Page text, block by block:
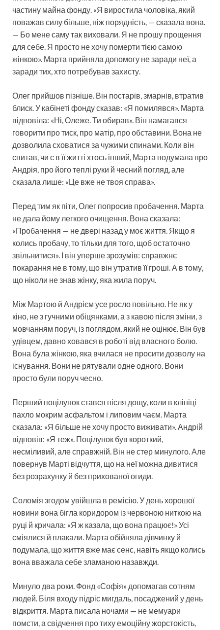
частину майна фонду. «Я виростила чоловіка, який
поважав силу більше, ніж порядність, — сказала вона.
— Бо мене саму так виховали. Я не прошу прощення
для себе. Я просто не хочу померти тією самою
жінкою». Марта прийняла допомогу не заради неї, а
заради тих, хто потребував захисту.
Олег прийшов пізніше. Він постарів, змарнів, втратив
блиск. У кабінеті фонду сказав: «Я помилявся». Марта
відповіла: «Ні, Олеже. Ти обирав». Він намагався
говорити про тиск, про матір, про обставини. Вона не
дозволила сховатися за чужими спинами. Коли він
спитав, чи є в її житті хтось інший, Марта подумала про
Андрія, про його теплі руки й чесний погляд, але
сказала лише: «Це вже не твоя справа».
Перед тим як піти, Олег попросив пробачення. Марта
не дала йому легкого очищення. Вона сказала:
«Пробачення — не двері назад у моє життя. Якщо я
колись пробачу, то тільки для того, щоб остаточно
звільнитися». І він уперше зрозумів: справжнє
покарання не в тому, що він утратив її гроші. А в тому,
що ніколи не знав жінку, яка жила поруч.
Між Мартою й Андрієм усе росло повільно. Не як у
кіно, не з гучними обіцянками, а з кавою після зміни, з
мовчанням поруч, із поглядом, який не оцінює. Він був
удівцем, давно ховався в роботі від власного болю.
Вона була жінкою, яка вчилася не просити дозволу на
існування. Вони не рятували одне одного. Вони
просто були поруч чесно.
Перший поцілунок стався після дощу, коли в клініці
пахло мокрим асфальтом і липовим чаєм. Марта
сказала: «Я більше не хочу просто виживати». Андрій
відповів: «Я теж». Поцілунок був короткий,
несміливий, але справжній. Він не стер минулого. Але
повернув Марті відчуття, що на неї можна дивитися
без розрахунку й без прихованої огиди.
Соломія згодом увійшла в ремісію. У день хорошої
новини вона бігла коридором із червоною ниткою на
руці й кричала: «Я ж казала, що вона працює!» Усі
сміялися й плакали. Марта обійняла дівчинку й
подумала, що життя вже має сенс, навіть якщо колись
вона вважала себе зламаною назавжди.
Минуло два роки. Фонд «Софія» допомагав сотням
людей. Біля входу підріс мигдаль, посаджений у день
відкриття. Марта писала ночами — не мемуари
помсти, а свідчення про тиху емоційну жорстокість,